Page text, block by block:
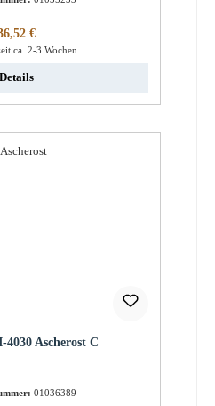
Preis:
€
ca. 2-3 Wochen
Details
Ascherost C
01036389